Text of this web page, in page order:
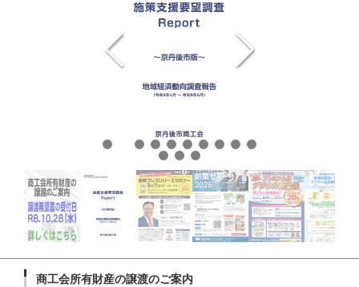
商工会所有財産の譲渡のご案内